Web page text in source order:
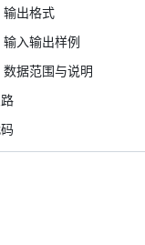
输出格式
输入输出样例
数据范围与说明